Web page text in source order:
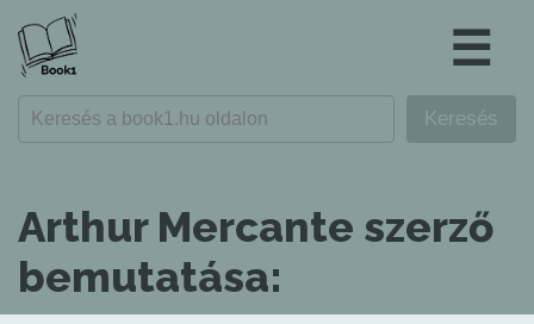
☰
Arthur Mercante szerző
bemutatása: